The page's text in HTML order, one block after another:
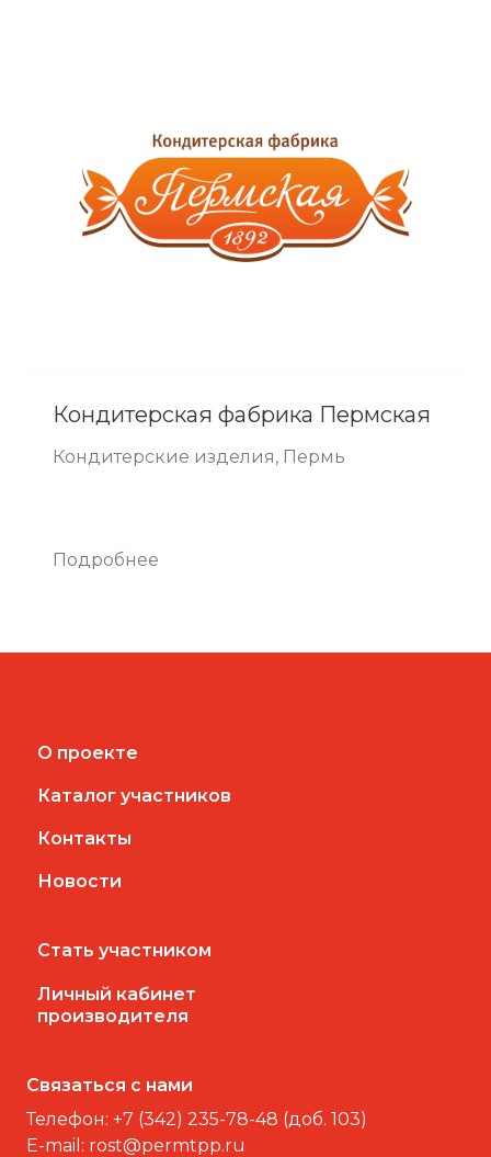
Кондитерская фабрика Пермская
Кондитерские изделия, Пермь
Подробнее
О проекте
Каталог участников
Контакты
Новости
Стать участником
Личный кабинет
производителя
Связаться с нами
Телефон: +7 (342) 235-78-48 (доб. 103)
E-mail: rost@permtpp.ru